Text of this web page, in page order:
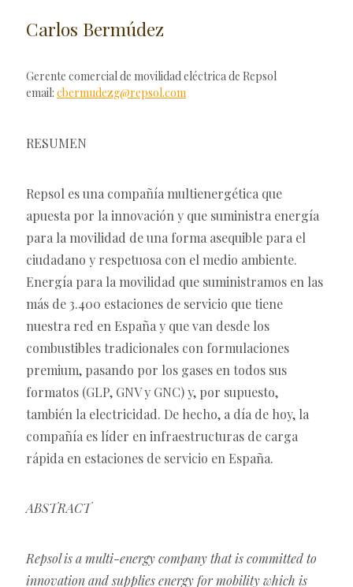
Carlos Bermúdez
Gerente comercial de movilidad eléctrica de Repsol
email: cbermudezg@repsol.com
RESUMEN
Repsol es una compañía multienergética que
apuesta por la innovación y que suministra energía
para la movilidad de una forma asequible para el
ciudadano y respetuosa con el medio ambiente.
Energía para la movilidad que suministramos en las
más de 3.400 estaciones de servicio que tiene
nuestra red en España y que van desde los
combustibles tradicionales con formulaciones
premium, pasando por los gases en todos sus
formatos (GLP, GNV y GNC) y, por supuesto,
también la electricidad. De hecho, a día de hoy, la
compañía es líder en infraestructuras de carga
rápida en estaciones de servicio en España.
ABSTRACT
Repsol is a multi-energy company that is committed to
innovation and supplies energy for mobility which is